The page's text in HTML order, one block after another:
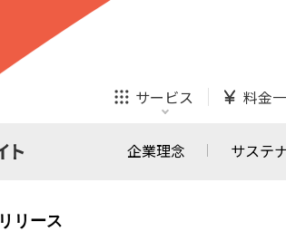
サービス 料金
ビ
ローン
企業理念 サステ
リース